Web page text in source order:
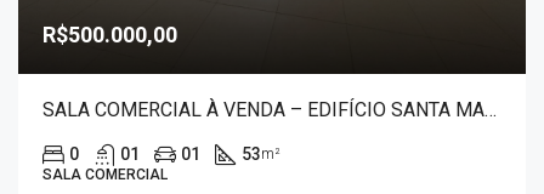
R$500.000,00
SALA COMERCIAL À VENDA – EDIFÍCIO SANTA MARIA 30041
0 01 01 53m²
SALA COMERCIAL